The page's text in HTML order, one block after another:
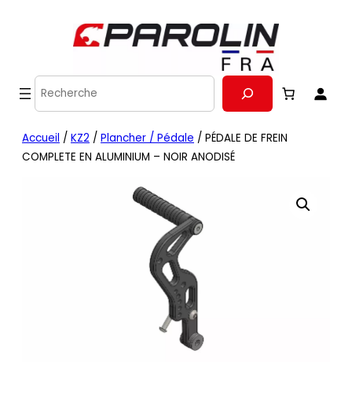
Recherche
Accueil / KZ2 / Plancher / Pédale / PÉDALE DE FREIN
COMPLETE EN ALUMINIUM – NOIR ANODISÉ